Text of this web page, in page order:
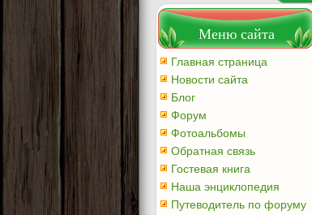
Меню сайта
Главная страница
Новости сайта
Блог
Форум
Фотоальбомы
Обратная связь
Гостевая книга
Наша энциклопедия
Путеводитель по форуму